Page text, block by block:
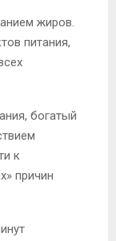
жиров.
питания,
богатый
к
причин